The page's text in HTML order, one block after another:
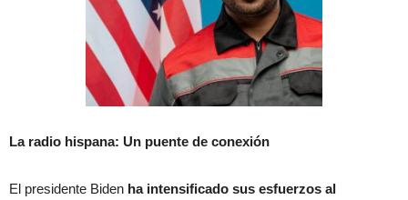
La radio hispana: Un puente de conexión
El presidente Biden ha intensificado sus esfuerzos al